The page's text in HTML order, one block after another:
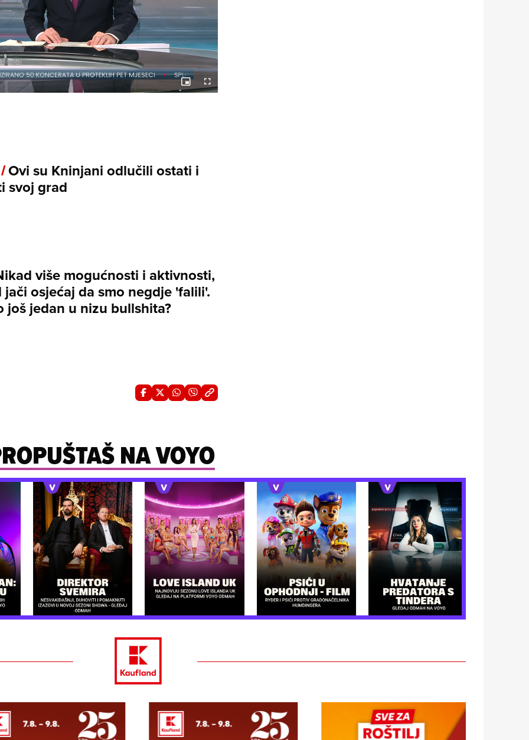
Picture-
in-
Fullscreen
Ovi su Kninjani odlučili ostati i
svoj grad
više mogućnosti i aktivnosti,
jači osjećaj da smo negdje 'falili'.
još jedan u nizu bullshita?
NA VOYO